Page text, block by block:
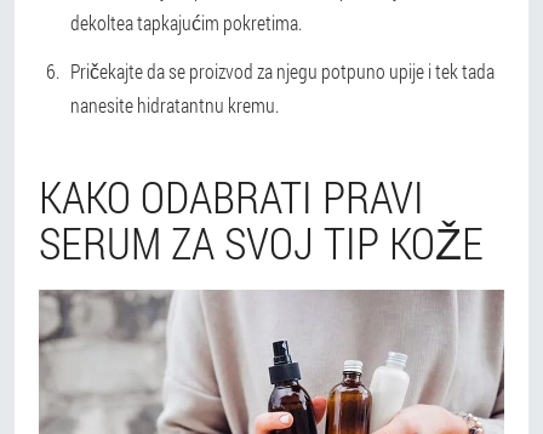
dekoltea tapkajućim pokretima.
Pričekajte da se proizvod za njegu potpuno upije i tek tada
nanesite hidratantnu kremu.
KAKO ODABRATI PRAVI
SERUM ZA SVOJ TIP KOŽE